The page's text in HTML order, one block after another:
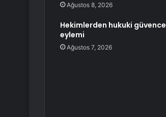
Ağustos 8, 2026
Hekimlerden hukuki güvence
eylemi
Ağustos 7, 2026